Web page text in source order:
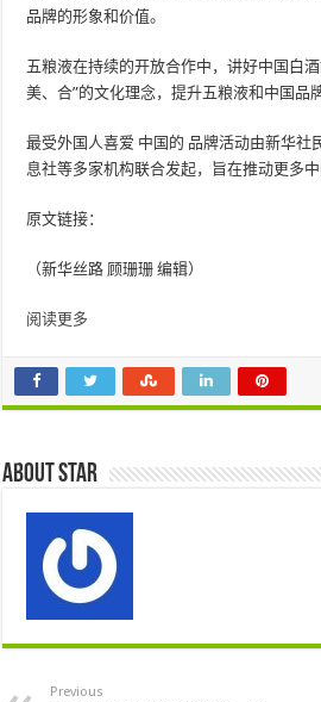
品牌的形象和价值。
五粮液在持续的开放合作中，讲好中国白酒
美、合”的文化理念，提升五粮液和中国品
最受外国人喜爱 中国的 品牌活动由新华社
息社等多家机构联合发起，旨在推动更多中
原文链接：
（新华丝路 顾珊珊 编辑）
阅读更多
About star
Previous